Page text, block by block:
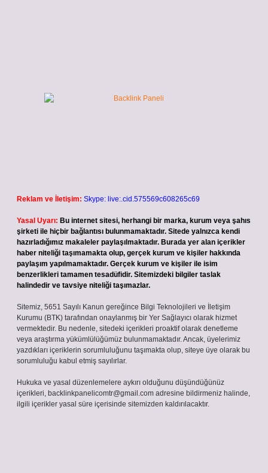
Reklam ve İletişim: Skype: live:.cid.575569c608265c69
Yasal Uyarı: Bu internet sitesi, herhangi bir marka, kurum veya şahıs
şirketi ile hiçbir bağlantısı bulunmamaktadır. Sitede yalnızca kendi
hazırladığımız makaleler paylaşılmaktadır. Burada yer alan içerikler
haber niteliği taşımamakta olup, gerçek kurum ve kişiler hakkında
paylaşım yapılmamaktadır. Gerçek kurum ve kişiler ile isim
benzerlikleri tamamen tesadüfidir. Sitemizdeki bilgiler taslak
halindedir ve tavsiye niteliği taşımazlar.
Sitemiz, 5651 Sayılı Kanun gereğince Bilgi Teknolojileri ve İletişim
Kurumu (BTK) tarafından onaylanmış bir Yer Sağlayıcı olarak hizmet
vermektedir. Bu nedenle, sitedeki içerikleri proaktif olarak denetleme
veya araştırma yükümlülüğümüz bulunmamaktadır. Ancak, üyelerimiz
yazdıkları içeriklerin sorumluluğunu taşımakta olup, siteye üye olarak bu
sorumluluğu kabul etmiş sayılırlar.
Hukuka ve yasal düzenlemelere aykırı olduğunu düşündüğünüz
içerikleri, backlinkpanelicomtr@gmail.com adresine bildirmeniz halinde,
ilgili içerikler yasal süre içerisinde sitemizden kaldırılacaktır.